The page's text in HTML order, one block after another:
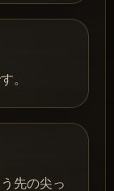
。
先の尖っ